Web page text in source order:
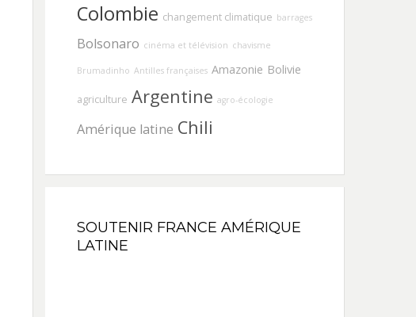
Colombie changement climatique barrages
Bolsonaro cinéma et télévision chavisme
Brumadinho Antilles françaises Amazonie Bolivie
agriculture Argentine agro-écologie
Amérique latine Chili
SOUTENIR FRANCE AMÉRIQUE
LATINE